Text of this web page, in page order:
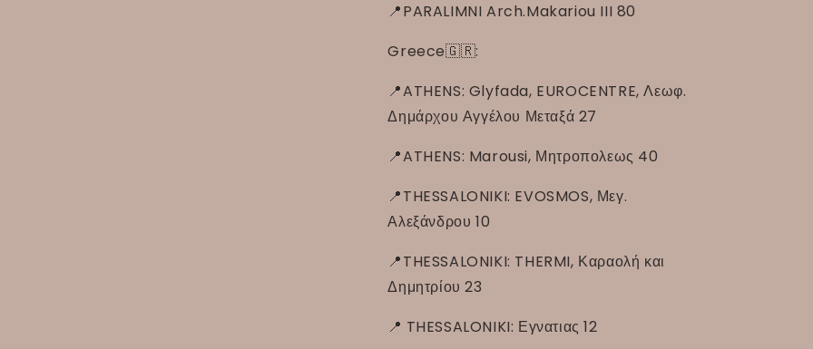
📍PARALIMNI Arch.Makariou III 80
Greece🇬🇷:
📍ATHENS: Glyfada, EUROCENTRE, Λεωφ.
Δημάρχου Αγγέλου Μεταξά 27
📍ATHENS: Marousi, Μητροπολεως 40
📍THESSALONIKI: EVOSMOS, Μεγ.
Αλεξάνδρου 10
📍THESSALONIKI: THERMI, Καραολή και
Δημητρίου 23
📍 THESSALONIKI: Εγνατιας 12